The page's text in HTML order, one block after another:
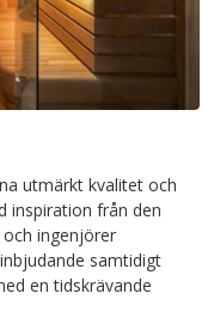
utmärkt kvalitet och
inspiration från den
och ingenjörer
samtidigt
en tidskrävande